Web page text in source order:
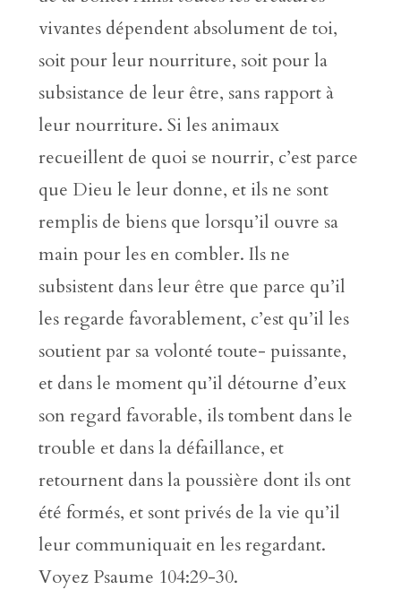
vivantes dépendent absolument de toi,
soit pour leur nourriture, soit pour la
subsistance de leur être, sans rapport à
leur nourriture. Si les animaux
recueillent de quoi se nourrir, c’est parce
que Dieu le leur donne, et ils ne sont
remplis de biens que lorsqu’il ouvre sa
main pour les en combler. Ils ne
subsistent dans leur être que parce qu’il
les regarde favorablement, c’est qu’il les
soutient par sa volonté toute- puissante,
et dans le moment qu’il détourne d’eux
son regard favorable, ils tombent dans le
trouble et dans la défaillance, et
retournent dans la poussière dont ils ont
été formés, et sont privés de la vie qu’il
leur communiquait en les regardant.
Voyez Psaume 104:29-30.